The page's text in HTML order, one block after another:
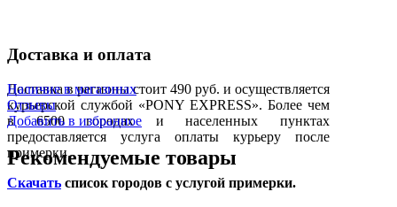
Доставка и оплата
Доставка в регионы стоит 490 руб. и осуществляется
курьерской службой «PONY EXPRESS». Более чем
в 6500 городах и населенных пунктах
предоставляется услуга оплаты курьеру после
примерки.
Скачать список городов с услугой примерки.
Наличие в магазинах
Отзывы
Добавить в избранное
Рекомендуемые товары